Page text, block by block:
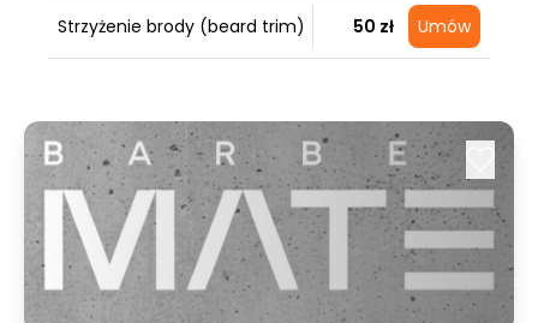
Strzyżenie brody (beard trim) 50 zł Umów